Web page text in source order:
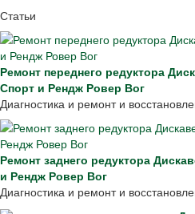
Статьи
Ремонт переднего редуктора
Спорт и Рендж Ровер Вог
Диагностика и ремонт и
Ремонт заднего редуктора
и Рендж Ровер Вог
Диагностика и ремонт и